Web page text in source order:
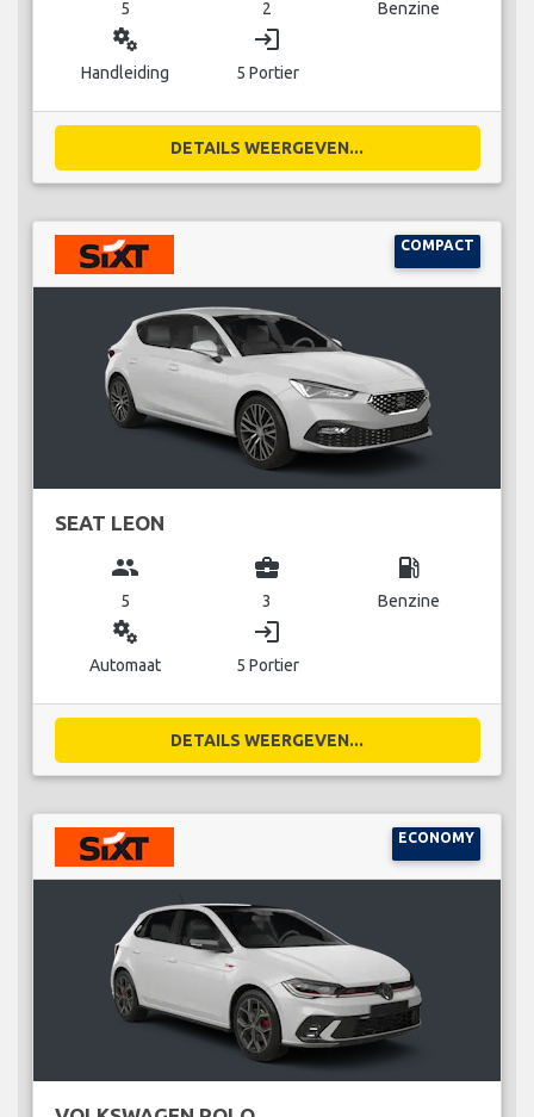
5 2 Benzine
miscellaneous_services
Handleiding
login
5 Portier
DETAILS WEERGEVEN...
COMPACT
SEAT LEON
group
5
business_center
3
local_gas_station
Benzine
miscellaneous_services
Automaat
login
5 Portier
DETAILS WEERGEVEN...
ECONOMY